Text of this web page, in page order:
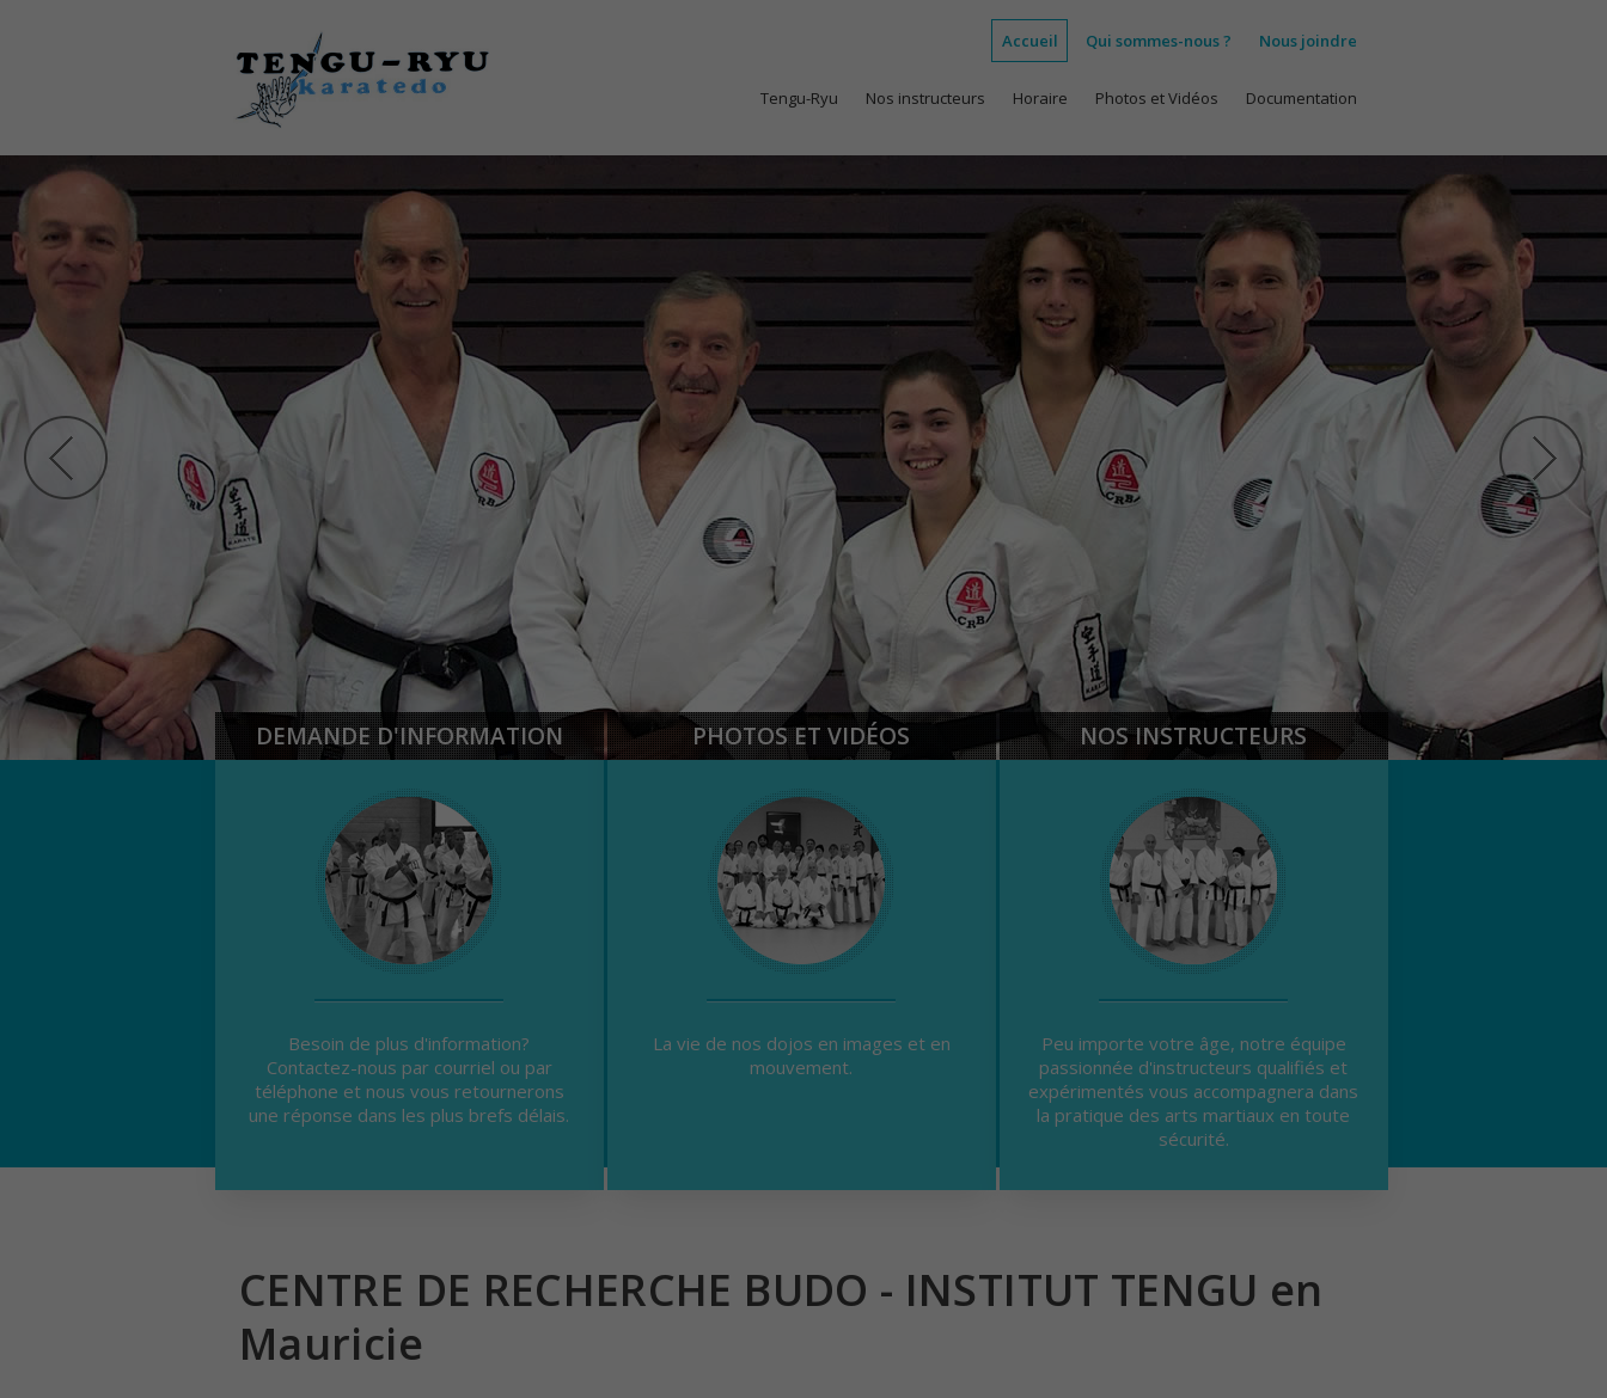
Accueil Qui sommes-nous ? Nous joindre
Tengu-Ryu Nos instructeurs Horaire Photos et Vidéos Documentation
DEMANDE D'INFORMATION
Besoin de plus d'information?
Contactez-nous par courriel ou par
téléphone et nous vous retournerons
une réponse dans les plus brefs délais.
PHOTOS ET VIDÉOS
La vie de nos dojos en images et en
mouvement.
NOS INSTRUCTEURS
Peu importe votre âge, notre équipe
passionnée d'instructeurs qualifiés et
expérimentés vous accompagnera dans
la pratique des arts martiaux en toute
sécurité.
CENTRE DE RECHERCHE BUDO - INSTITUT TENGU en
Mauricie